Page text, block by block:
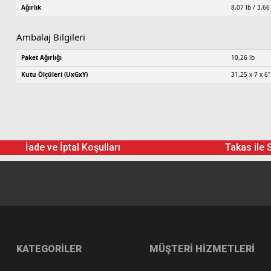
Ağırlık
8,07 lb / 3,66
Ambalaj Bilgileri
Paket Ağırlığı
10,26 lb
Kutu Ölçüleri (UxGxY)
31,25 x 7 x 6"
İade ve İptal Koşulları Takas ile
KATEGORİLER MÜŞTERİ HİZMETLERİ